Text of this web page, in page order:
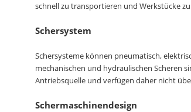
schnell zu transportieren und Werkstücke
Schersystem
Schersysteme können pneumatisch,
mechanischen und hydraulischen Scheren
Antriebsquelle und verfügen daher nicht
Schermaschinendesign